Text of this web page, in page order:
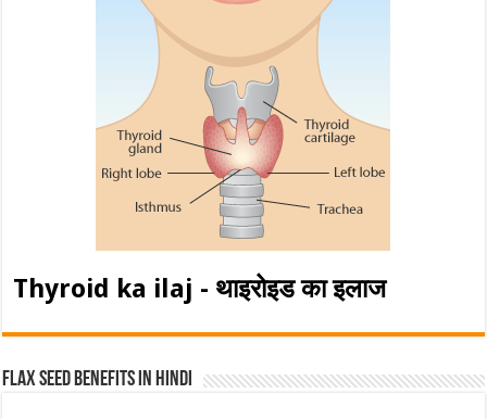
Thyroid ka ilaj - थाइरोइड का इलाज
Flax Seed Benefits in hindi